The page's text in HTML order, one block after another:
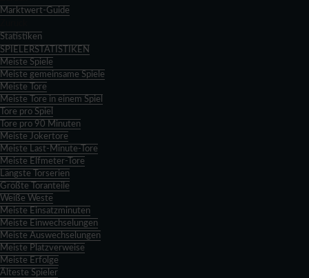
Marktwert-Guide
Statistiken
SPIELERSTATISTIKEN
Meiste Spiele
Meiste gemeinsame Spiele
Meiste Tore
Meiste Tore in einem Spiel
Tore pro Spiel
Tore pro 90 Minuten
Meiste Jokertore
Meiste Last-Minute-Tore
Meiste Elfmeter-Tore
Längste Torserien
Größte Toranteile
Weiße Weste
Meiste Einsatzminuten
Meiste Einwechselungen
Meiste Auswechselungen
Meiste Platzverweise
Meiste Erfolge
Älteste Spieler